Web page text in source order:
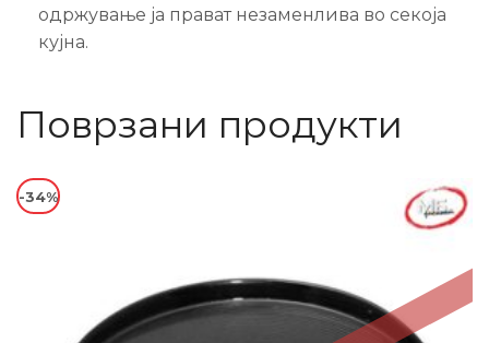
одржување ја прават незаменлива во секоја
кујна.
Поврзани продукти
-34%